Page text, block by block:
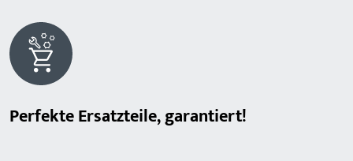
Perfekte Ersatzteile, garantiert!